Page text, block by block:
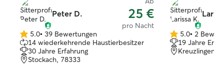
Peter D. 25 €
pro Nacht
5.0
von
5
Sternen
5.0• 39 Bewertungen
14 wiederkehrende Haustierbesitzer
30 Jahre Erfahrung
Stockach, 78333
5.0
von
5
5.0• 2
19 Jahre
Kreuzlingen,